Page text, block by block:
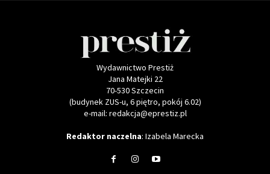
Wydawnictwo Prestiż
Jana Matejki 22
70-530 Szczecin
(budynek ZUS-u, 6 piętro, pokój 6.02)
e-mail: redakcja@eprestiz.pl
Redaktor naczelna: Izabela Marecka